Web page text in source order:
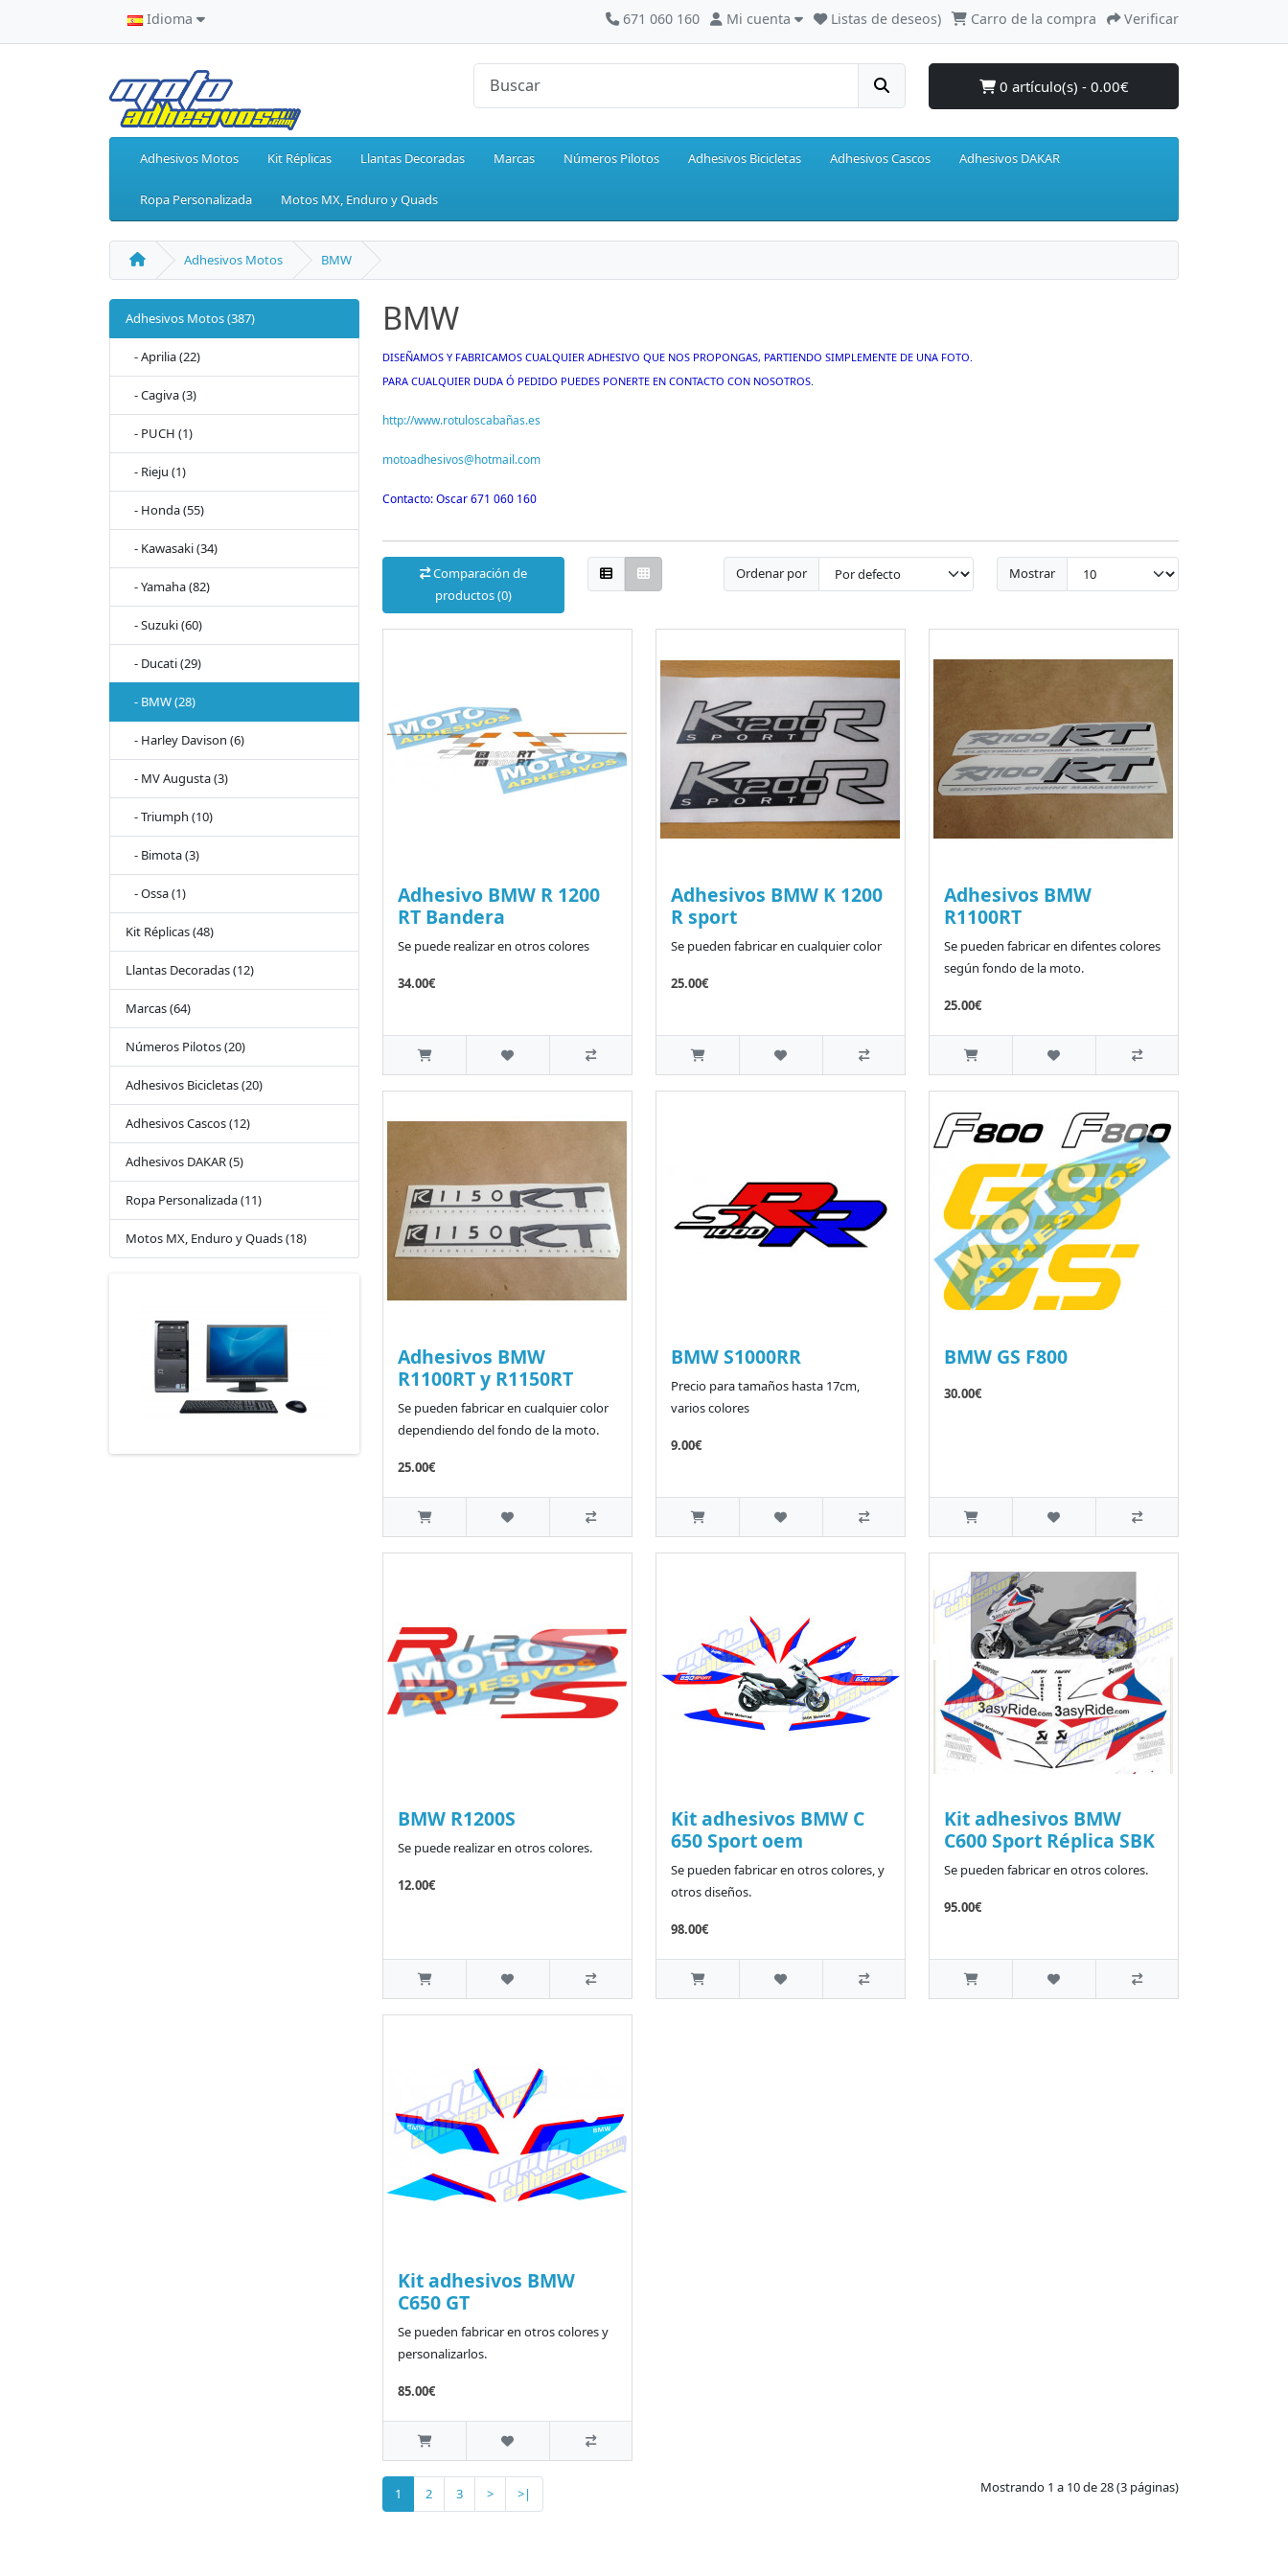
Idioma 671 060 160 Mi cuenta Listas de deseos) Carro de la compra Verificar
0 artículo(s) - 0.00€
Adhesivos Motos Kit Réplicas Llantas Decoradas Marcas Números Pilotos Adhesivos Bicicletas Adhesivos Cascos Adhesivos DAKAR
Ropa Personalizada Motos MX, Enduro y Quads
Adhesivos Motos BMW
Adhesivos Motos (387)
- Aprilia (22)
- Cagiva (3)
- PUCH (1)
- Rieju (1)
- Honda (55)
- Kawasaki (34)
- Yamaha (82)
- Suzuki (60)
- Ducati (29)
- BMW (28)
- Harley Davison (6)
- MV Augusta (3)
- Triumph (10)
- Bimota (3)
- Ossa (1)
Kit Réplicas (48)
Llantas Decoradas (12)
Marcas (64)
Números Pilotos (20)
Adhesivos Bicicletas (20)
Adhesivos Cascos (12)
Adhesivos DAKAR (5)
Ropa Personalizada (11)
Motos MX, Enduro y Quads (18)
BMW
DISEÑAMOS Y FABRICAMOS CUALQUIER ADHESIVO QUE NOS PROPONGAS, PARTIENDO SIMPLEMENTE DE UNA FOTO.
PARA CUALQUIER DUDA Ó PEDIDO PUEDES PONERTE EN CONTACTO CON NOSOTROS.
http://www.rotuloscabañas.es
motoadhesivos@hotmail.com
Contacto: Oscar 671 060 160
Comparación de
productos (0)
Ordenar por Mostrar
Adhesivo BMW R 1200
RT Bandera
Se puede realizar en otros colores
34.00€
Adhesivos BMW K 1200
R sport
Se pueden fabricar en cualquier color
25.00€
Adhesivos BMW
R1100RT
Se pueden fabricar en difentes colores
según fondo de la moto.
25.00€
Adhesivos BMW
R1100RT y R1150RT
Se pueden fabricar en cualquier color
dependiendo del fondo de la moto.
25.00€
BMW S1000RR
Precio para tamaños hasta 17cm,
varios colores
9.00€
BMW GS F800
30.00€
BMW R1200S
Se puede realizar en otros colores.
12.00€
Kit adhesivos BMW C
650 Sport oem
Se pueden fabricar en otros colores, y
otros diseños.
98.00€
Kit adhesivos BMW
C600 Sport Réplica SBK
Se pueden fabricar en otros colores.
95.00€
Kit adhesivos BMW
C650 GT
Se pueden fabricar en otros colores y
personalizarlos.
85.00€
1 2 3 > >| Mostrando 1 a 10 de 28 (3 páginas)